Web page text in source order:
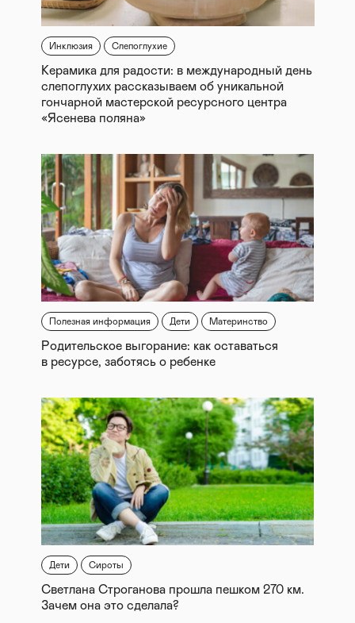
Инклюзия Слепоглухие
Керамика для радости: в международный день
слепоглухих рассказываем об уникальной
гончарной мастерской ресурсного центра
«Ясенева поляна»
Полезная информация Дети Материнство
Родительское выгорание: как оставаться
в ресурсе, заботясь о ребенке
Дети Сироты
Светлана Строганова прошла пешком 270 км.
Зачем она это сделала?